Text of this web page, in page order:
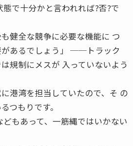
で十分かと言われれば?否?で
健全な競争に必要な機能に つ
があるでしょう」 ──トラック
規制にメスが 入っていないよう
港湾を担当していたので、そ の
つもりです。
もあって、一筋縄ではいかない